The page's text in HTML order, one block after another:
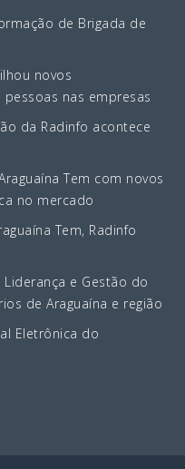
de Brigada de
novos
nas empresas
da Radinfo acontece
Tem com novos
no mercado
Tem, Radinfo
e Gestão do
de Araguaína e região
Eletrônica do